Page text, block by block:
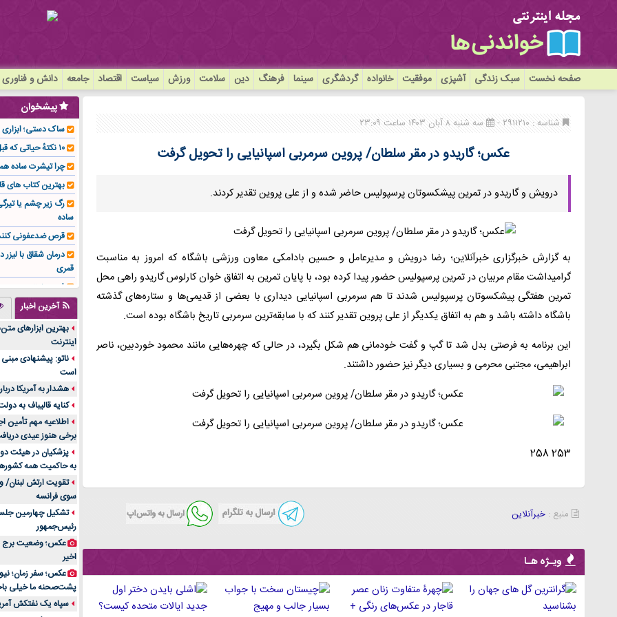
صفحه نخست سبک زندگی آشپزی موفقیت خانواده گردشگری سینما فرهنگ دین سلامت ورزش سیاست اقتصاد جامعه دانش و فناوری
شناسه : ۲۹۱۱۲۱۰ - سه شنبه ۸ آبان ۱۴۰۳ ساعت ۲۳:۰۹
عکس؛ گاریدو در مقر سلطان/ پروین سرمربی اسپانیایی را تحویل گرفت
درویش و گاریدو در تمرین پیشکسوتان پرسپولیس حاضر شده و از علی پروین تقدیر کردند.
به گزارش خبرگزاری خبرآنلاین؛ رضا درویش و مدیرعامل و حسین بادامکی معاون ورزشی باشگاه که امروز به مناسبت
گرامیداشت مقام مربیان در تمرین پرسپولیس حضور پیدا کرده بود، با پایان تمرین به اتفاق خوان کارلوس گاریدو راهی محل
تمرین هفتگی پیشکسوتان پرسپولیس شدند تا هم سرمربی اسپانیایی دیداری با بعضی از قدیمی‌ها و ستاره‌های گذشته
باشگاه داشته باشد و هم به اتفاق یکدیگر از علی پروین تقدیر کنند که با سابقه‌ترین سرمربی تاریخ باشگاه بوده است.
این برنامه به فرصتی بدل شد تا گپ و گفت خودمانی هم شکل بگیرد، در حالی که چهره‌هایی مانند محمود خوردبین، ناصر
ابراهیمی، مجتبی محرمی و بسیاری دیگر نیز حضور داشتند.
253 258
منبع : خبرآنلاین
ویـژه هـا
پیشخوان
ساک دستی؛ ابزاری
۱۰ نکتهٔ حیاتی که قبل از کاشت ایمپلنت باید بدانید!
چرا تیشرت ساده
بهترین کتاب های
رگ زیر چشم یا
ساده
قرص ضدعفونی
درمان شقاق با لیزر
قمری
فوم صنعتی چیست و
تولیدکننده تهیه کرد؟
جنس هر کدام از
متریال برای شما
تولید لیوان
بازار ایران
درد زانو بعد از
انتخاب باشد
آینده موسیقی
بهترین راه
است؟
مقایسه قالب
خرید سمعک
تصمیم‌گیری
خرید و فروش
ایرانیان
اهمیت انتخاب
پرونده‌های حساس و
۷ تاثیرات کامپیوتر در حوزه علوم زندگی و کاربردی
لیفتراک صفر؛
آخرین اخبار
بهترین ابزارهای
اینترنت
ناتو: پیشنهادی
است
هشدار به آمریکا
کنایه قالیباف به
اطلاعیه مهم تأمین
برخی هنوز عیدی
پزشکیان در هیئت
به حاکمیت همه
تقویت ارتش لبنان/
سوی فرانسه
تشکیل چهارمین
رئیس‌جمهور
عکس؛ وضعیت برج
اخیر
پشت‌صحنه ما خیلی
سپاه یک نفتکش